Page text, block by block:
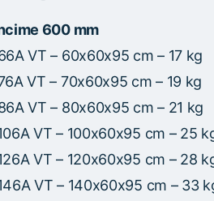
600 mm
VT – 60x60x95 cm – 17 kg
VT – 70x60x95 cm – 19 kg
VT – 80x60x95 cm – 21 kg
VT – 100x60x95 cm – 25
VT – 120x60x95 cm – 28
VT – 140x60x95 cm – 33